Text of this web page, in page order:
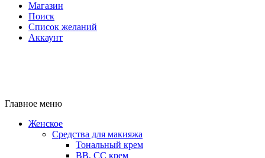
Магазин
Поиск
Список желаний
Аккаунт
Главное меню
Женское
Средства для макияжа
Тональный крем
BB, CC крем